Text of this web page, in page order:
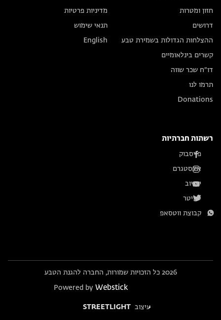
חזון ומטרות
דרושים
ההצלחות הגדולות בשמירת טבע
קשרים בינלאומיים
דו״ח שכר שווה
תרמו לנו
Donations
מדיניות פרטיות
תנאי שימוש
English
רשתות חברתיות
פייסבוק
אינסטגרם
יוטיוב
טוויטר
קבוצת ווטסאפ
2026 כל הזכויות שמורות, החברה להגנת הטבע
Powered by Webstick
עיצוב STREETLIGHT